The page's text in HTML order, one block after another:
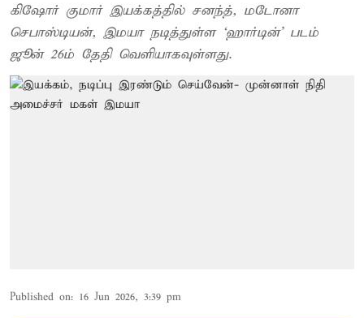
கிஷோர் குமார் இயக்கத்தில் சனந்த், மடோனா
செபாஸ்டியன், இமயா நடித்துள்ள ‘ஹார்டின்’ படம்
ஜூன் 26ம் தேதி வெளியாகவுள்ளது.
Published on: 16 Jun 2026, 3:39 pm